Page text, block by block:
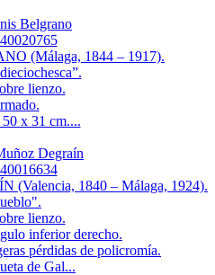
Belgrano
(Málaga, 1844 – 1917).
lienzo.
x 31 cm....
Degraín
1840 – Málaga, 1924).
lienzo.
inferior derecho.
pérdidas de policromía.
de Gal...